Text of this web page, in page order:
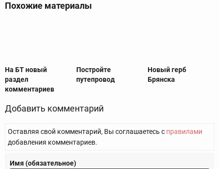
Похожие материалы
На БТ новый
раздел
комментариев
Постройте
путепровод
Новый герб
Брянска
Добавить комментарий
Оставляя свой комментарий, Вы соглашаетесь с правилами
добавления комментариев.
Имя (обязательное)